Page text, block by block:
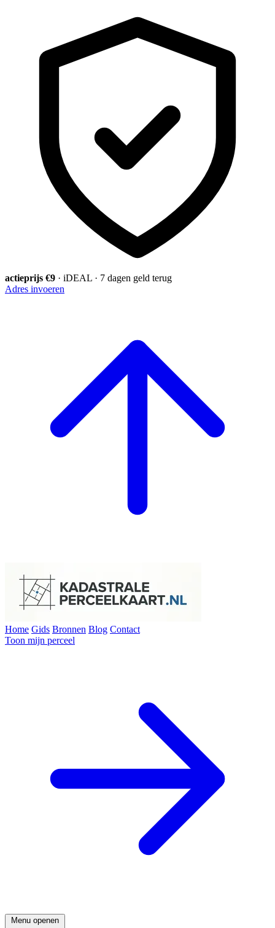
actieprijs €9 · iDEAL · 7 dagen geld terug
Adres invoeren
Home Gids Bronnen Blog Contact
Toon mijn perceel
Menu openen